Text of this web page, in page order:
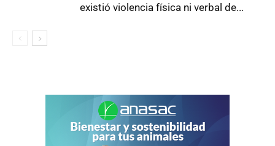
existió violencia física ni verbal de...